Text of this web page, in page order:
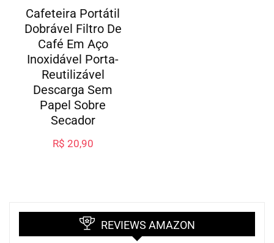
Cafeteira Portátil
Dobrável Filtro De
Café Em Aço
Inoxidável Porta-
Reutilizável
Descarga Sem
Papel Sobre
Secador
R$ 20,90
REVIEWS AMAZON